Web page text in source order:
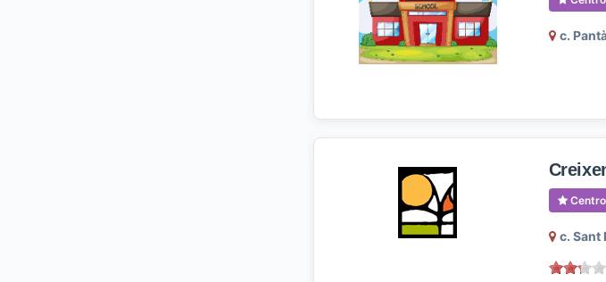
c.
c. Sant